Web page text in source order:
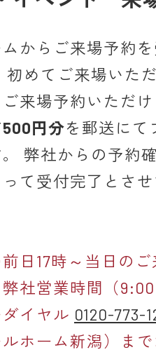
からご来場予約
初めてご来場いた
来場予約いただ
円分を郵送にて
。 弊社からの予約
て受付完了とさ
日17時～当日の
社営業時間（
イヤル 0120-773-
ホーム新潟）ま